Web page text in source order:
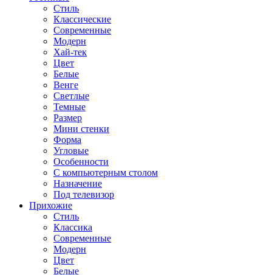
Стиль
Классические
Современные
Модерн
Хай-тек
Цвет
Белые
Венге
Светлые
Темные
Размер
Мини стенки
Форма
Угловые
Особенности
С компьютерным столом
Назначение
Под телевизор
Прихожие
Стиль
Классика
Современные
Модерн
Цвет
Белые